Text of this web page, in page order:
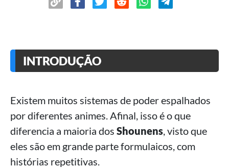
INTRODUÇÃO
Existem muitos sistemas de poder espalhados
por diferentes animes. Afinal, isso é o que
diferencia a maioria dos Shounens, visto que
eles são em grande parte formulaicos, com
histórias repetitivas.